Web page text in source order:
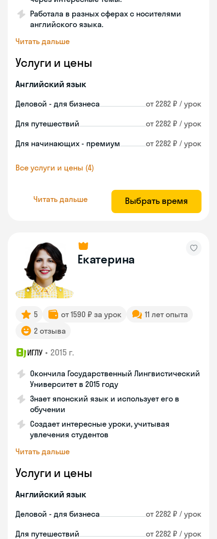
Работала в разных сферах с носителями
английского языка.
Читать дальше
Услуги и цены
Английский язык
Деловой - для бизнеса от 2282 ₽ / урок
Для путешествий от 2282 ₽ / урок
Для начинающих - премиум от 2282 ₽ / урок
Все услуги и цены (4)
Читать дальше Выбрать время
Екатерина
5 от 1590 ₽ за урок
11 лет опыта
2 отзыва
ИГЛУ • 2015 г.
Окончила Государственный Лингвистический
Университет в 2015 году
Знает японский язык и использует его в
обучении
Создает интересные уроки, учитывая
увлечения студентов
Читать дальше
Услуги и цены
Английский язык
Деловой - для бизнеса от 2282 ₽ / урок
Для путешествий от 2282 ₽ / урок